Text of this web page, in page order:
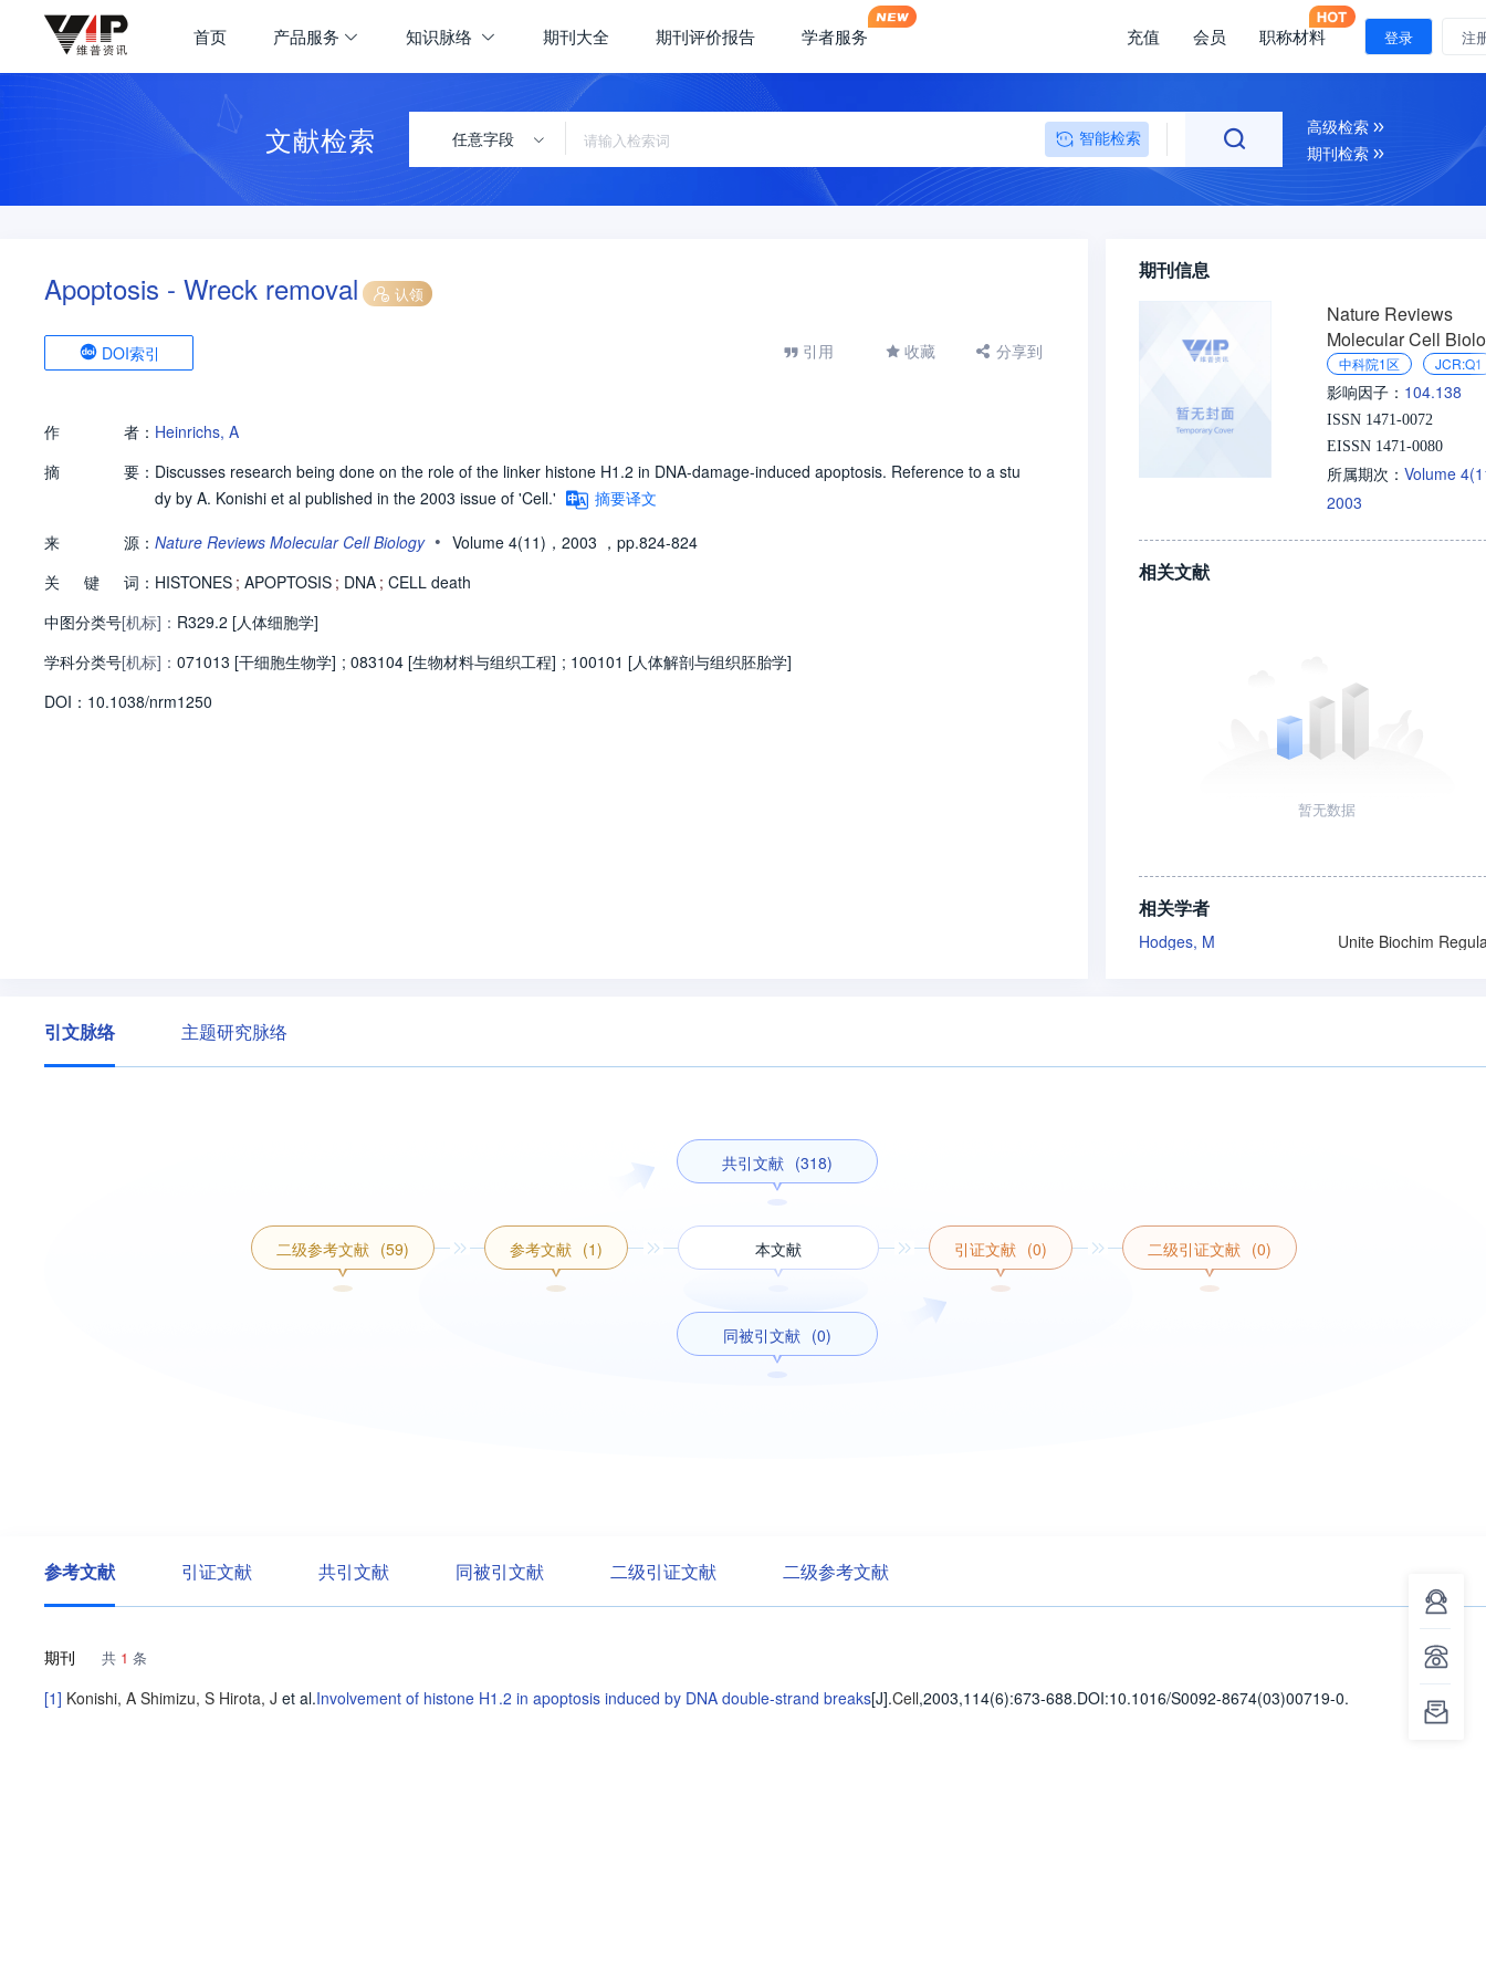
首页 产品服务 知识脉络 期刊大全 期刊评价报告 学者服务 充值 会员 职称材料 登录 注
文献检索 任意字段 智能检索
高级检索
期刊检索
Apoptosis - Wreck removal 认领
DOI索引 引用 收藏 分享到
作 者： Heinrichs, A
摘
要： Discusses research being done on the role of the linker histone H1.2 in DNA-damage-induced apoptosis. Reference to a stu
dy by A. Konishi et al published in the 2003 issue of 'Cell.'
摘要译文
来
源： Nature Reviews Molecular Cell Biology • Volume 4(11)，2003 ，pp.824-824
关
键 词： HISTONES ; APOPTOSIS ; DNA ; CELL death
中图分类号[机标]： R329.2 [人体细胞学]
学科分类号[机标]： 071013 [干细胞生物学] ; 083104 [生物材料与组织工程] ; 100101 [人体解剖与组织胚胎学]
DOI： 10.1038/nrm1250
期刊信息
Nature Reviews
Molecular Cell
中科院1区 JCR:Q1
影响因子： 104.138
ISSN 1471-0072
EISSN 1471-0080
所属期次： Volume
2003
相关文献
暂无数据
相关学者
Hodges, M
引文脉络 主题研究脉络
二级参考文献 (59) 参考文献 (1)
共引文献 (318)
本文献
同被引文献 (0)
引证文献 (0) 二级引证文献 (0)
参考文献 引证文献 共引文献 同被引文献 二级引证文献 二级参考文献
期刊 共 1 条
[1] Konishi, A Shimizu, S Hirota, J et al.Involvement of histone H1.2 in apoptosis induced by DNA double-strand breaks[J].Cell,2003,114(6):673-688.DOI:10.1016/S0092-8674(03)00719-0.